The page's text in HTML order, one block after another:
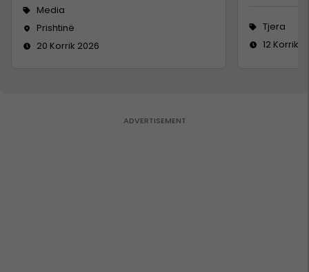
Media
Prishtinë
20 Korrik 2026
Tjera
12 Korrik